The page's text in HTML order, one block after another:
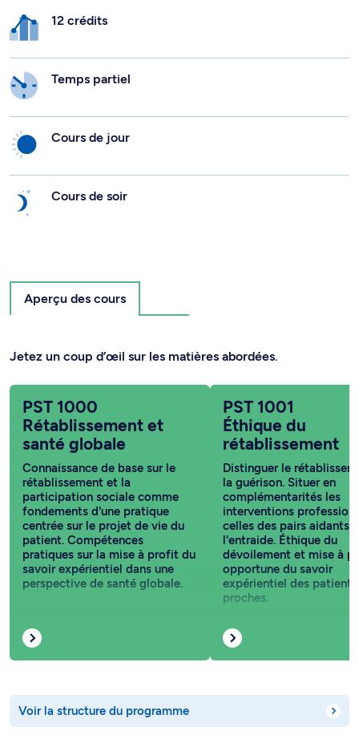
12 crédits
Temps partiel
Cours de jour
Cours de soir
Aperçu des cours
Jetez un coup d’œil sur les matières abordées.
PST 1000
Rétablissement et
santé globale
Connaissance de base sur le
rétablissement et la
participation sociale comme
fondements d'une pratique
centrée sur le projet de vie du
patient. Compétences
pratiques sur la mise à profit du
savoir expérientiel dans une
perspective de santé globale.
PST 1001
Éthique du
rétablissement
Distinguer le
la guérison. Situer en
complémentarités les
interventions
celles des pairs aidants
l'entraide. Éthique du
dévoilement et mise à
opportune du savoir
expérientiel des
proches.
Voir la structure du programme